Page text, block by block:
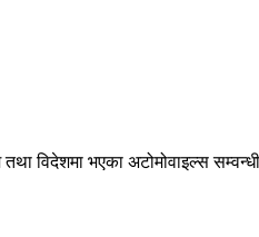
विदेशमा भएका अटोमोवाइल्स